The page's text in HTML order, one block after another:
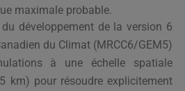
maximale probable.
développement de la version 6
du Climat (MRCC6/GEM5)
à une échelle spatiale
km) pour résoudre explicitement